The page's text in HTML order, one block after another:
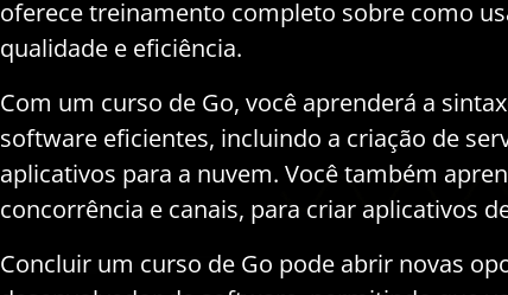
oferece treinamento completo sobre como
qualidade e eficiência.
Com um curso de Go, você aprenderá a
software eficientes, incluindo a criação de
aplicativos para a nuvem. Você também
concorrência e canais, para criar aplicativos
Concluir um curso de Go pode abrir novas